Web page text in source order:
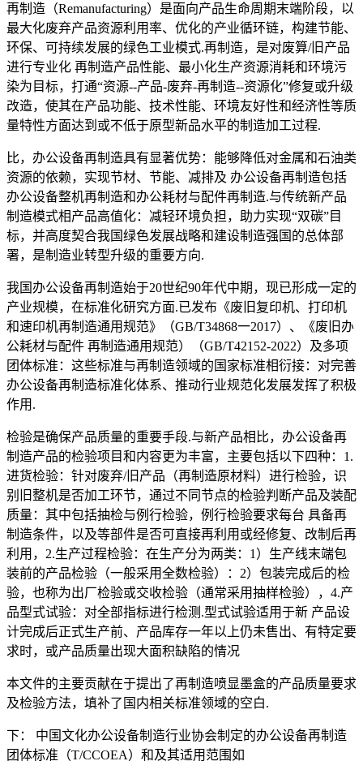
再制造（Remanufacturing）是面向产品生命周期末端阶段，以
最大化废弃产品资源利用率、优化的产业循环链，构建节能、
环保、可持续发展的绿色工业模式.再制造，是对废算/旧产品
进行专业化 再制造产品性能、最小化生产资源消耗和环境污
染为目标，打通“资源--产品-废弃-再制造--资源化”修复或升级
改造，使其在产品功能、技术性能、环境友好性和经济性等质
量特性方面达到或不低于原型新品水平的制造加工过程.
比，办公设备再制造具有显著优势：能够降低对金属和石油类
资源的依赖，实现节材、节能、减排及 办公设备再制造包括
办公设备整机再制造和办公耗材与配件再制造.与传统新产品
制造模式相产品高值化：减轻环境负担，助力实现“双碳”目
标，并高度契合我国绿色发展战略和建设制造强国的总体部
署，是制造业转型升级的重要方向.
我国办公设备再制造始于20世纪90年代中期，现已形成一定的
产业规模，在标准化研究方面.已发布《废旧复印机、打印机
和速印机再制造通用规范》（GB/T34868一2017）、《废旧办
公耗材与配件 再制造通用规范）（GB/T42152-2022）及多项
团体标准：这些标准与再制造领域的国家标准相衍接：对完善
办公设备再制造标准化体系、推动行业规范化发展发挥了积极
作用.
检验是确保产品质量的重要手段.与新产品相比，办公设备再
制造产品的检验项目和内容更为丰富，主要包括以下四种：1.
进货检验：针对废弃/旧产品（再制造原材料）进行检验，识
别旧整机是否加工环节，通过不同节点的检验判断产品及装配
质量：其中包括抽检与例行检验，例行检验要求每台 具备再
制造条件，以及等部件是否可直接再利用或经修复、改制后再
利用，2.生产过程检验：在生产分为两类：1）生产线末端包
装前的产品检验（一般采用全数检验）：2）包装完成后的检
验，也称为出厂检验或交收检验（通常采用抽样检验），4.产
品型式试验：对全部指标进行检测.型式试验适用于新 产品设
计完成后正式生产前、产品库存一年以上仍未售出、有特定要
求时，或产品质量出现大面积缺陷的情况
本文件的主要贡献在于提出了再制造喷显墨盒的产品质量要求
及检验方法，填补了国内相关标准领域的空白.
下： 中国文化办公设备制造行业协会制定的办公设备再制造
团体标准（T/CCOEA）和及其适用范围如